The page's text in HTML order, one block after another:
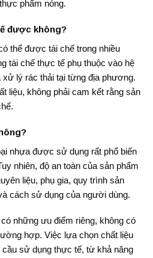
phẩm nóng.
được không?
thể được tái chế trong nhiều
tái chế thực tế phụ thuộc vào hệ
xử lý rác thải tại từng địa phương.
liệu, không phải cam kết rằng sản
nhựa được sử dụng rất phổ biến
nhiên, độ an toàn của sản phẩm
liệu, phụ gia, quy trình sản
cách sử dụng của người dùng.
những ưu điểm riêng, không có
hợp. Việc lựa chọn chất liệu
sử dụng thực tế, từ khả năng